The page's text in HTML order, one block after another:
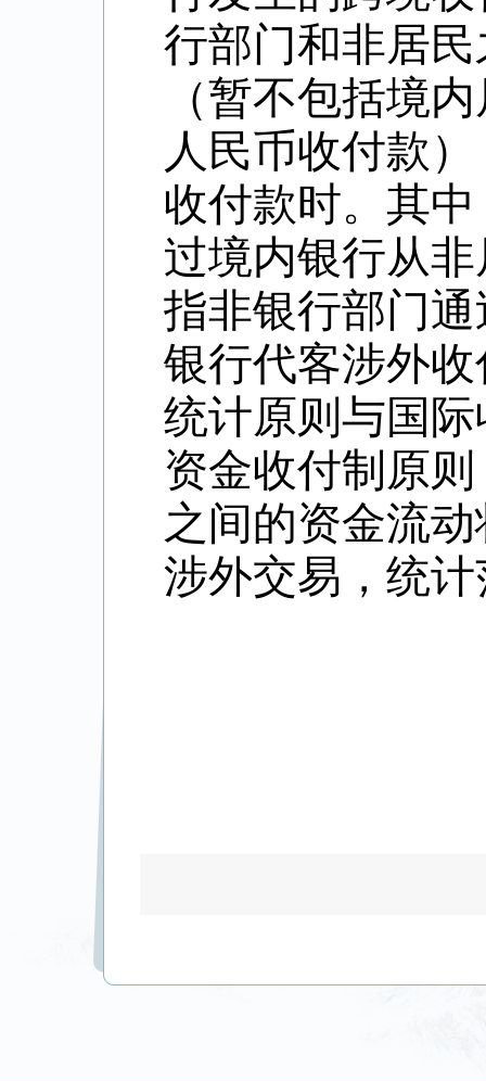
行部门和非居
（暂不包括境
人民币收付款
收付款时。其
过境内银行从
指非银行部门
银行代客涉外
统计原则与国
资金收付制原
之间的资金流
涉外交易，统